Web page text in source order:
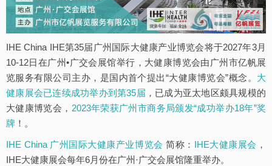
IHE China IHE第35届广州国际大健康产业博览会将于2027年3月
10-12日在广州•广交会展馆举行，大健康博览会由广州市亿帆展
览服务有限公司主办，是国内首个提出“大健康博览会”概念。 大
健康展会已连续成功举办到第35届 ，已成为亚太地区颇具规模的
大健康博览会， 2023年荣获广州市商务局颁发“成功举办18年”奖
牌 ！。
IHE China 广州国际大健康产业博览会 简称： IHE大健康展会 ，
IHE大健康展会每年6月份在广州·广交会展馆隆重举办。